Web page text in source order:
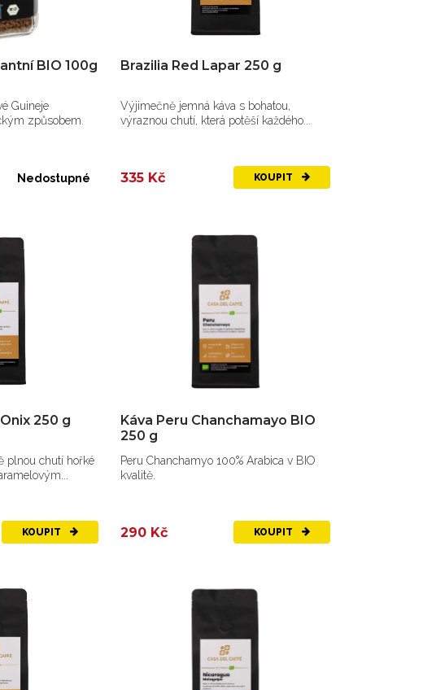
BIO 100g
Guineje
způsobem.
Nedostupné
Brazilia Red Lapar 250 g
Výjimečně jemná káva s bohatou,
výraznou chutí, která potěší každého...
335 Kč KOUPIT
250 g
plnou chutí hořké
KOUPIT
Káva Peru Chanchamayo BIO
250 g
Peru Chanchamyo 100% Arabica v BIO
kvalitě.
290 Kč KOUPIT